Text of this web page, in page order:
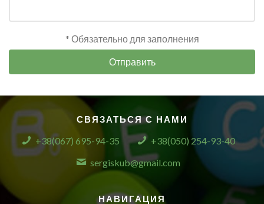
* Обязательно для заполнения
Отправить
СВЯЗАТЬСЯ С НАМИ
+38(067) 695-94-35
+38(050) 254-93-40
sergiskub@gmail.com
НАВИГАЦИЯ